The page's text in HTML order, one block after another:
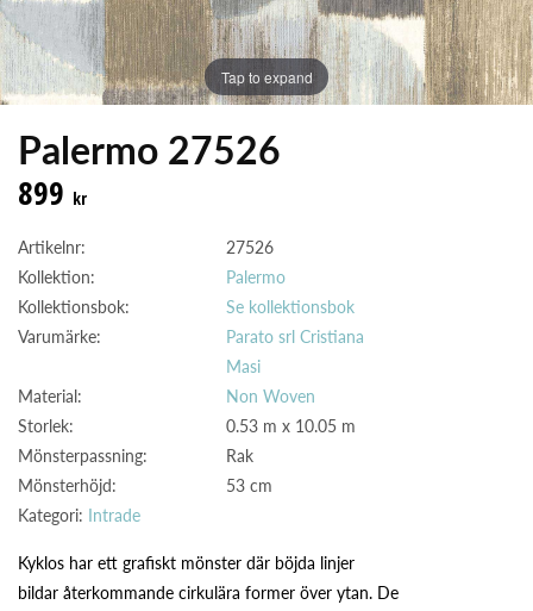
Tap to expand
Palermo 27526
899 kr
Artikelnr:
27526
Kollektion:
Palermo
Kollektionsbok:
Se kollektionsbok
Varumärke:
Parato srl Cristiana
Masi
Material:
Non Woven
Storlek:
0.53 m x 10.05 m
Mönsterpassning:
Rak
Mönsterhöjd:
53 cm
Kategori: Intrade
Kyklos har ett grafiskt mönster där böjda linjer
bildar återkommande cirkulära former över ytan. De